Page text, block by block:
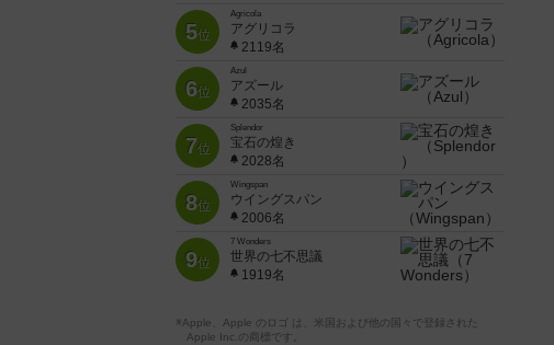
5位
Agricola
アグリコラ
2119名
6位
Azul
アズール
2035名
7位
Splendor
宝石の煌き
2028名
8位
Wingspan
ウイングスパン
2006名
9位
7 Wonders
世界の七不思議
1919名
※Apple、Apple のロゴ は、米国および他の国々で登録された
Apple Inc.の商標です。